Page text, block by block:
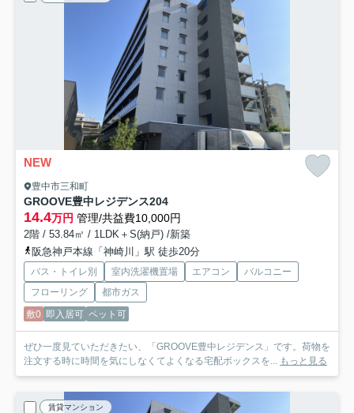
NEW
豊中市三和町
GROOVE豊中レジデンス204
14.4万円 管理/共益費10,000円
2階 / 53.84㎡ / 1LDK＋S(納戸) /新築
阪急神戸本線「神崎川」駅 徒歩20分
バス・トイレ別 室内洗濯機置場 エアコン
バルコニー
フローリング
都市ガス
敷0 即入居可 ペット可
ぜひ一度見ていただきたい、「GROOVE豊中レジデンス」です。荷物を
注文する時に時間を気にしなくてよくなる宅配ボックスを... もっと見る
賃貸マンション